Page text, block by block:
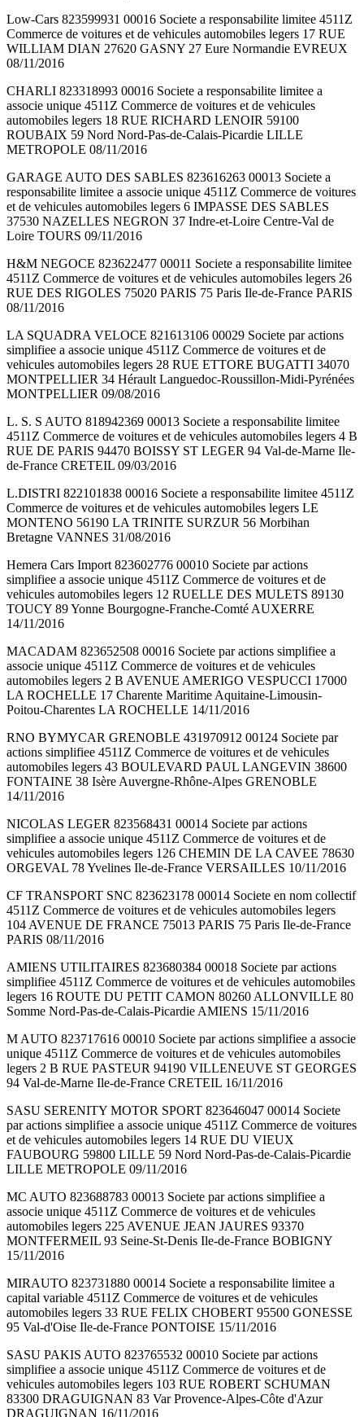
Low-Cars 823599931 00016 Societe a responsabilite limitee 4511Z
Commerce de voitures et de vehicules automobiles legers 17 RUE
WILLIAM DIAN 27620 GASNY 27 Eure Normandie EVREUX
08/11/2016
CHARLI 823318993 00016 Societe a responsabilite limitee a
associe unique 4511Z Commerce de voitures et de vehicules
automobiles legers 18 RUE RICHARD LENOIR 59100
ROUBAIX 59 Nord Nord-Pas-de-Calais-Picardie LILLE
METROPOLE 08/11/2016
GARAGE AUTO DES SABLES 823616263 00013 Societe a
responsabilite limitee a associe unique 4511Z Commerce de voitures
et de vehicules automobiles legers 6 IMPASSE DES SABLES
37530 NAZELLES NEGRON 37 Indre-et-Loire Centre-Val de
Loire TOURS 09/11/2016
H&M NEGOCE 823622477 00011 Societe a responsabilite limitee
4511Z Commerce de voitures et de vehicules automobiles legers 26
RUE DES RIGOLES 75020 PARIS 75 Paris Ile-de-France PARIS
08/11/2016
LA SQUADRA VELOCE 821613106 00029 Societe par actions
simplifiee a associe unique 4511Z Commerce de voitures et de
vehicules automobiles legers 28 RUE ETTORE BUGATTI 34070
MONTPELLIER 34 Hérault Languedoc-Roussillon-Midi-Pyrénées
MONTPELLIER 09/08/2016
L. S. S AUTO 818942369 00013 Societe a responsabilite limitee
4511Z Commerce de voitures et de vehicules automobiles legers 4 B
RUE DE PARIS 94470 BOISSY ST LEGER 94 Val-de-Marne Ile-
de-France CRETEIL 09/03/2016
L.DISTRI 822101838 00016 Societe a responsabilite limitee 4511Z
Commerce de voitures et de vehicules automobiles legers LE
MONTENO 56190 LA TRINITE SURZUR 56 Morbihan
Bretagne VANNES 31/08/2016
Hemera Cars Import 823602776 00010 Societe par actions
simplifiee a associe unique 4511Z Commerce de voitures et de
vehicules automobiles legers 12 RUELLE DES MULETS 89130
TOUCY 89 Yonne Bourgogne-Franche-Comté AUXERRE
14/11/2016
MACADAM 823652508 00016 Societe par actions simplifiee a
associe unique 4511Z Commerce de voitures et de vehicules
automobiles legers 2 B AVENUE AMERIGO VESPUCCI 17000
LA ROCHELLE 17 Charente Maritime Aquitaine-Limousin-
Poitou-Charentes LA ROCHELLE 14/11/2016
RNO BYMYCAR GRENOBLE 431970912 00124 Societe par
actions simplifiee 4511Z Commerce de voitures et de vehicules
automobiles legers 43 BOULEVARD PAUL LANGEVIN 38600
FONTAINE 38 Isère Auvergne-Rhône-Alpes GRENOBLE
14/11/2016
NICOLAS LEGER 823568431 00014 Societe par actions
simplifiee a associe unique 4511Z Commerce de voitures et de
vehicules automobiles legers 126 CHEMIN DE LA CAVEE 78630
ORGEVAL 78 Yvelines Ile-de-France VERSAILLES 10/11/2016
CF TRANSPORT SNC 823623178 00014 Societe en nom collectif
4511Z Commerce de voitures et de vehicules automobiles legers
104 AVENUE DE FRANCE 75013 PARIS 75 Paris Ile-de-France
PARIS 08/11/2016
AMIENS UTILITAIRES 823680384 00018 Societe par actions
simplifiee 4511Z Commerce de voitures et de vehicules automobiles
legers 16 ROUTE DU PETIT CAMON 80260 ALLONVILLE 80
Somme Nord-Pas-de-Calais-Picardie AMIENS 15/11/2016
M AUTO 823717616 00010 Societe par actions simplifiee a associe
unique 4511Z Commerce de voitures et de vehicules automobiles
legers 2 B RUE PASTEUR 94190 VILLENEUVE ST GEORGES
94 Val-de-Marne Ile-de-France CRETEIL 16/11/2016
SASU SERENITY MOTOR SPORT 823646047 00014 Societe
par actions simplifiee a associe unique 4511Z Commerce de voitures
et de vehicules automobiles legers 14 RUE DU VIEUX
FAUBOURG 59800 LILLE 59 Nord Nord-Pas-de-Calais-Picardie
LILLE METROPOLE 09/11/2016
MC AUTO 823688783 00013 Societe par actions simplifiee a
associe unique 4511Z Commerce de voitures et de vehicules
automobiles legers 225 AVENUE JEAN JAURES 93370
MONTFERMEIL 93 Seine-St-Denis Ile-de-France BOBIGNY
15/11/2016
MIRAUTO 823731880 00014 Societe a responsabilite limitee a
capital variable 4511Z Commerce de voitures et de vehicules
automobiles legers 33 RUE FELIX CHOBERT 95500 GONESSE
95 Val-d'Oise Ile-de-France PONTOISE 15/11/2016
SASU PAKIS AUTO 823765532 00010 Societe par actions
simplifiee a associe unique 4511Z Commerce de voitures et de
vehicules automobiles legers 103 RUE ROBERT SCHUMAN
83300 DRAGUIGNAN 83 Var Provence-Alpes-Côte d'Azur
DRAGUIGNAN 16/11/2016